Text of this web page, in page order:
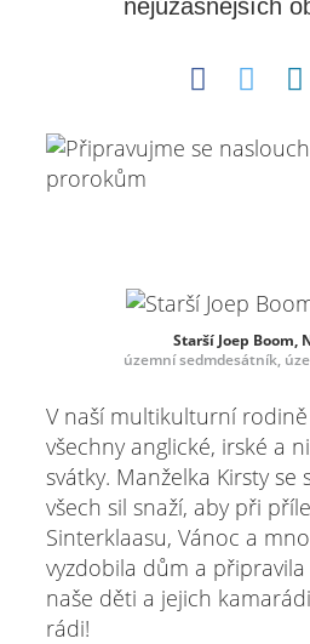
nejúžasnějších
Starší Joep Boom,
územní sedmdesátník,
V naší multikulturní
všechny anglické, irské a
svátky. Manželka Kirsty se
všech sil snaží, aby při
Sinterklaasu, Vánoc a
vyzdobila dům a
naše děti a jejich
rádi!